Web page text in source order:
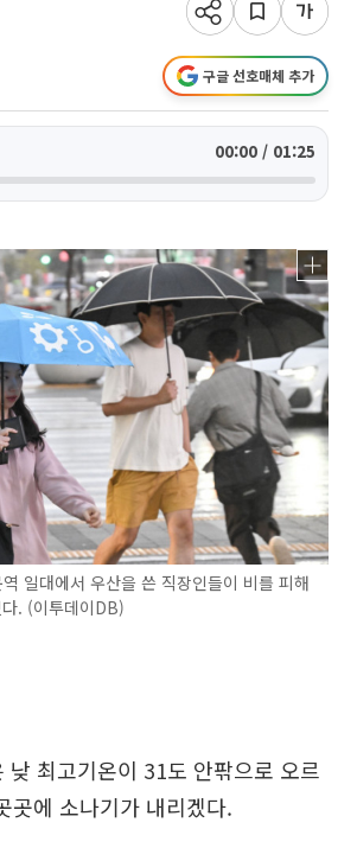
구글 선호매체 추가
00:00 / 01:25
일대에서 우산을 쓴 직장인들이 비를 피해
. (이투데이DB)
낮 최고기온이 31도 안팎으로 오르
곳에 소나기가 내리겠다.